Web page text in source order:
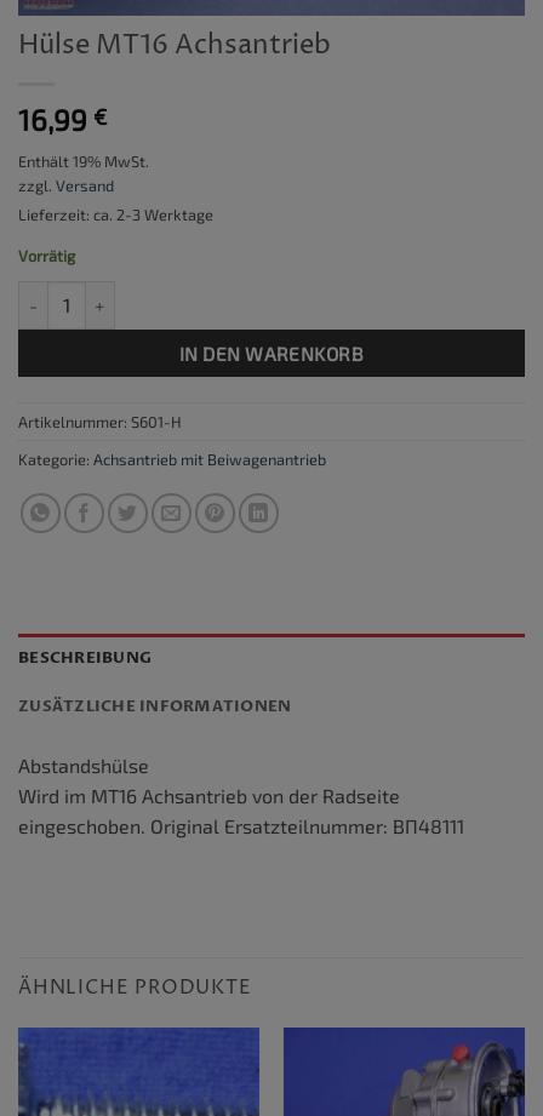
Hülse MT16 Achsantrieb
16,99 €
Enthält 19% MwSt.
zzgl. Versand
Lieferzeit: ca. 2-3 Werktage
Vorrätig
IN DEN WARENKORB
Artikelnummer: S601-H
Kategorie: Achsantrieb mit Beiwagenantrieb
BESCHREIBUNG
ZUSÄTZLICHE INFORMATIONEN
Abstandshülse
Wird im MT16 Achsantrieb von der Radseite
eingeschoben. Original Ersatzteilnummer: ВП48111
ÄHNLICHE PRODUKTE